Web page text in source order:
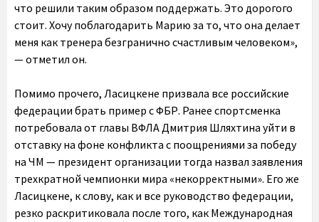
что решили таким образом поддержать. Это дорогого
стоит. Хочу поблагодарить Марию за то, что она делает
меня как тренера безгранично счастливым человеком»,
— отметил он.
Помимо прочего, Ласицкене призвала все российские
федерации брать пример с ФБР. Ранее спортсменка
потребовала от главы ВФЛА Дмитрия Шляхтина уйти в
отставку на фоне конфликта с поощрениями за победу
на ЧМ — президент организации тогда назвал заявления
трехкратной чемпионки мира «некорректными». Его же
Ласицкене, к слову, как и все руководство федерации,
резко раскритиковала после того, как Международная